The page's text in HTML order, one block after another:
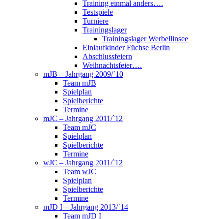
Training einmal anders….
Testspiele
Turniere
Trainingslager
Trainingslager Werbellinsee
Einlaufkinder Füchse Berlin
Abschlussfeiern
Weihnachtsfeier….
mJB – Jahrgang 2009/`10
Team mJB
Spielplan
Spielberichte
Termine
mJC – Jahrgang 2011/`12
Team mJC
Spielplan
Spielberichte
Termine
wJC – Jahrgang 2011/`12
Team wJC
Spielplan
Spielberichte
Termine
mJD I – Jahrgang 2013/`14
Team mJD I